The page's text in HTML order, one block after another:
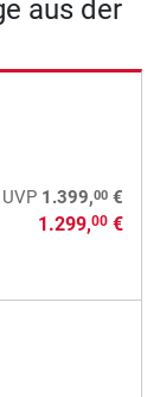
aus der
UVP 1.399,00€
1.299,00€